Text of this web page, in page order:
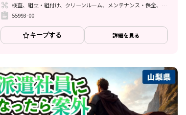
検査、組立・組付け、クリーンルーム、メンテナンス・保全、座り作業、立ち作業
55993-00
キープする 詳細を見る